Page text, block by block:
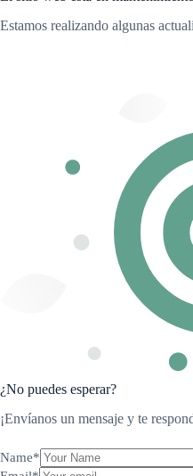
Estamos realizando algunas
¿No puedes esperar?
¡Envíanos un mensaje y te
Name*